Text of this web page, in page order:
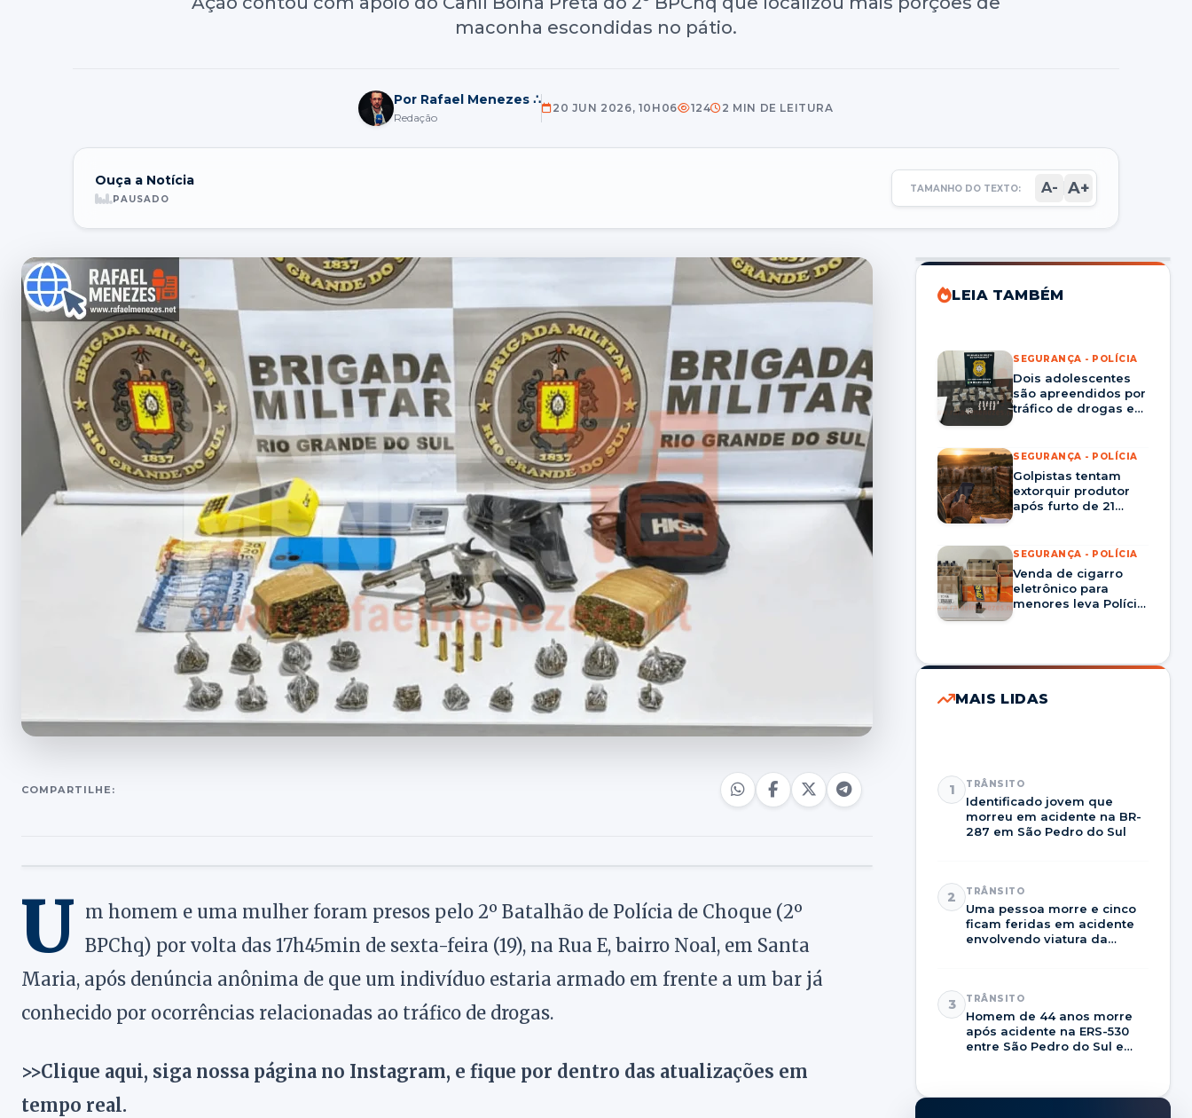
maconha escondidas no pátio.
Por Rafael Menezes ∴
Redação
20 JUN 2026, 10H06 124 2 MIN DE LEITURA
Ouça a Notícia
PAUSADO
TAMANHO DO TEXTO: A- A+
COMPARTILHE:
U m homem e uma mulher foram presos pelo 2º Batalhão de Polícia de Choque (2º
BPChq) por volta das 17h45min de sexta-feira (19), na Rua E, bairro Noal, em Santa
Maria, após denúncia anônima de que um indivíduo estaria armado em frente a um bar já
conhecido por ocorrências relacionadas ao tráfico de drogas.
>>Clique aqui, siga nossa página no Instagram, e fique por dentro das atualizações em
tempo real.
LEIA TAMBÉM
SEGURANÇA - POLÍCIA
Dois adolescentes
são apreendidos por
tráfico de drogas em
SEGURANÇA - POLÍCIA
Golpistas tentam
extorquir produtor
após furto de 21
SEGURANÇA - POLÍCIA
Venda de cigarro
eletrônico para
menores leva Polícia
MAIS LIDAS
1 TRÂNSITO
Identificado jovem que
morreu em acidente na BR-
287 em São Pedro do Sul
2 TRÂNSITO
Uma pessoa morre e cinco
ficam feridas em acidente
envolvendo viatura da
3 TRÂNSITO
Homem de 44 anos morre
após acidente na ERS-530
entre São Pedro do Sul e